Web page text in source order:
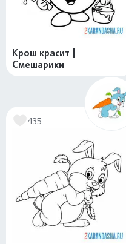
Крош красит |
Смешарики
435